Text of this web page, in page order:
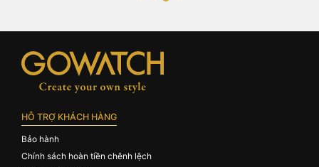
HỖ TRỢ KHÁCH HÀNG
Bảo hành
Chính sách hoàn tiền chênh lệch